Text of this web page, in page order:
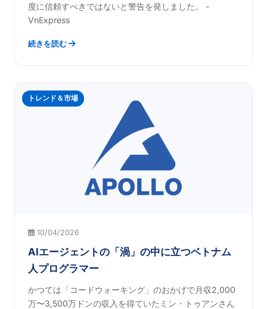
度に信頼すべきではないと警告を発しました。 -
VnExpress
続きを読む
トレンド＆市場
10/04/2026
AIエージェントの「渦」の中に立つベトナム
人プログラマー
かつては「コードウォーキング」のおかげで月収2,000
万〜3,500万ドンの収入を得ていたミン・トゥアンさん